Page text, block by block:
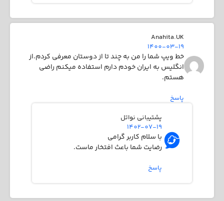
Anahita.UK
1400-03-19
خط ویپ شما را من به چند تا از دوستان معرفی کردم.از
انگلیس به ایران خودم دارم استفاده میکنم راضی
هستم.
پاسخ
پشتیبانی نواتل
1402-07-19
با سلام کاربر گرامی
رضایت شما باعث افتخار ماست.
پاسخ